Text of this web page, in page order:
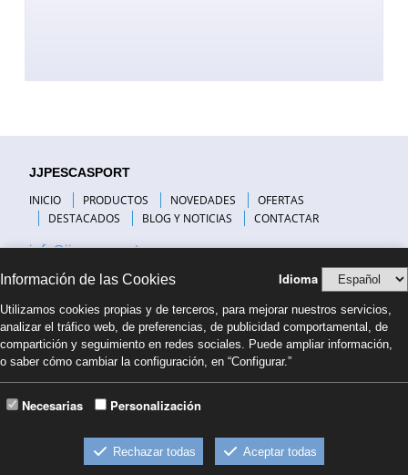
JJPESCASPORT
INICIO PRODUCTOS NOVEDADES
OFERTAS
DESTACADOS
BLOG Y NOTICIAS CONTACTAR
info@jjpescasport.com
VISITANOS
PREGUNTAS FRECUENTES
COMPAÑÍAS DE TRANSPORTE
FORMAS DE PAGO
NUESTRO BLOG
BLOG PESCA COSTA BRAVA
Información de las Cookies Idioma
Utilizamos cookies propias y de terceros, para mejorar nuestros servicios,
analizar el tráfico web, de preferencias, de publicidad comportamental, de
compartición y seguimiento en redes sociales. Puede ampliar información,
o saber cómo cambiar la configuración, en “Configurar.”
Necesarias Personalización
Rechazar todas Aceptar todas